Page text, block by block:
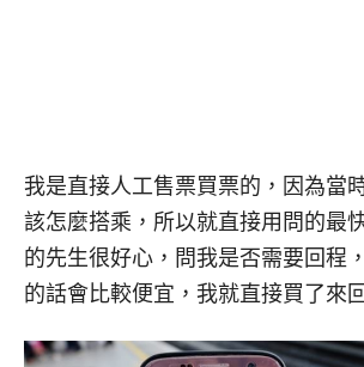
我是直接人工售票買票的，因為當
該怎麼搭乘，所以就直接用問的最
的先生很好心，問我是否需要回程
的話會比較便宜，我就直接買了來